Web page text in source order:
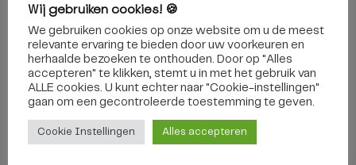
Op weg naar de Eredivisie:
Willem II speelt eerste...
23 mei 2023
Wij gebruiken cookies! 🍪
We gebruiken cookies op onze website om u de meest
relevante ervaring te bieden door uw voorkeuren en
herhaalde bezoeken te onthouden. Door op "Alles
accepteren" te klikken, stemt u in met het gebruik van
ALLE cookies. U kunt echter naar "Cookie-instellingen"
gaan om een ​​gecontroleerde toestemming te geven.
Cookie Instellingen Alles accepteren